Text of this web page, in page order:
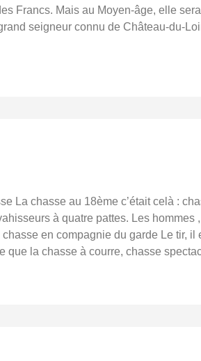
Francs. Mais au Moyen-âge, elle
seigneur connu de Château-du-
La chasse au 18ème c’était celà :
à quatre pattes. Les hommes
en compagnie du garde Le tir,
que la chasse à courre, chasse